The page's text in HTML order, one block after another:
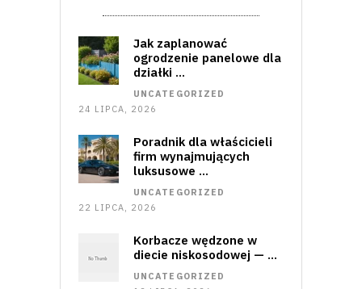
Jak zaplanować
ogrodzenie panelowe dla
działki …
UNCATEGORIZED
24 LIPCA, 2026
Poradnik dla właścicieli
firm wynajmujących
luksusowe …
UNCATEGORIZED
22 LIPCA, 2026
Korbacze wędzone w
diecie niskosodowej — …
UNCATEGORIZED